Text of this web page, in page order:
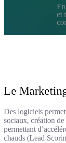
et
Le
Des logiciels
sociaux, création
permettant
chauds (Lead